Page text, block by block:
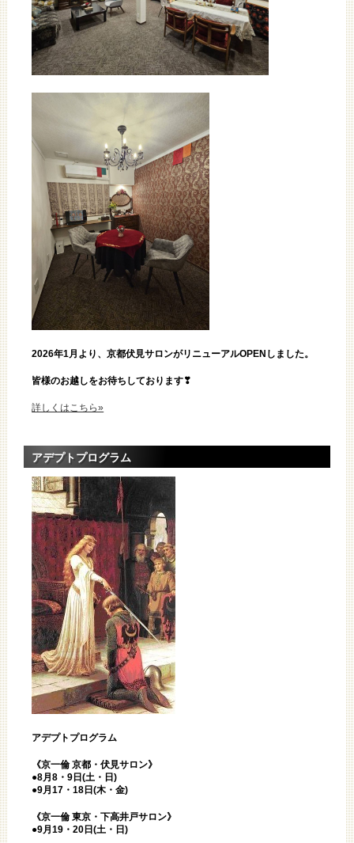
2026年1月より、京都伏見サロンがリニューアルOPENしました。
皆様のお越しをお待ちしております❣
詳しくはこちら»
アデプトプログラム
アデプトプログラム
《京一倫 京都・伏見サロン》
●8月8・9日(土・日)
●9月17・18日(木・金)
《京一倫 東京・下高井戸サロン》
●9月19・20日(土・日)